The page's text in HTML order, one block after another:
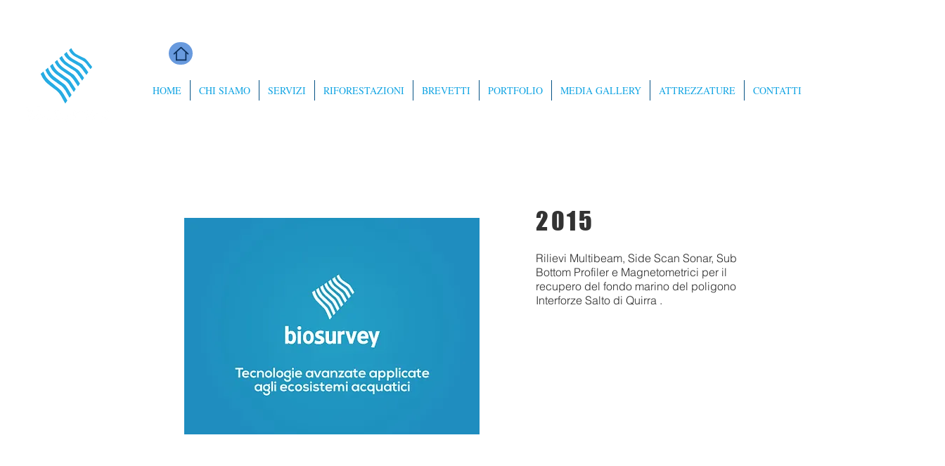
HOME CHI SIAMO SERVIZI RIFORESTAZIONI BREVETTI PORTFOLIO MEDIA GALLERY ATTREZZATURE CONTATTI
2015
Rilievi Multibeam, Side Scan Sonar, Sub
Bottom Profiler e Magnetometrici per il
recupero del fondo marino del poligono
Interforze Salto di Quirra .